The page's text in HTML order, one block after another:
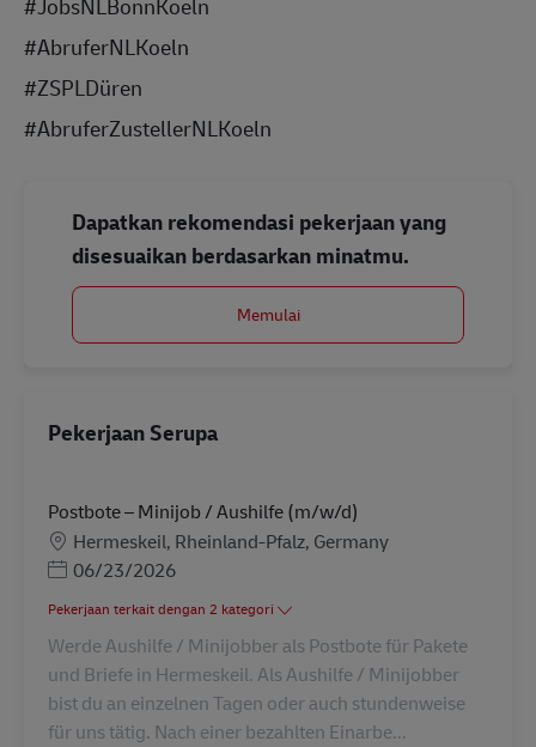
#AbruferNLKoeln
#ZSPLDüren
#AbruferZustellerNLKoeln
Dapatkan rekomendasi pekerjaan yang
disesuaikan berdasarkan minatmu.
Memulai
Pekerjaan Serupa
Postbote – Minijob / Aushilfe (m/w/d)
LokasiHermeskeil, Rheinland-Pfalz, Germany
Posted Date
06/23/2026
Pekerjaan terkait dengan 2 kategori
Werde Aushilfe / Minijobber als Postbote für Pakete
und Briefe in Hermeskeil. Als Aushilfe / Minijobber
bist du an einzelnen Tagen oder auch stundenweise
für uns tätig. Nach einer bezahlten Einarbe...